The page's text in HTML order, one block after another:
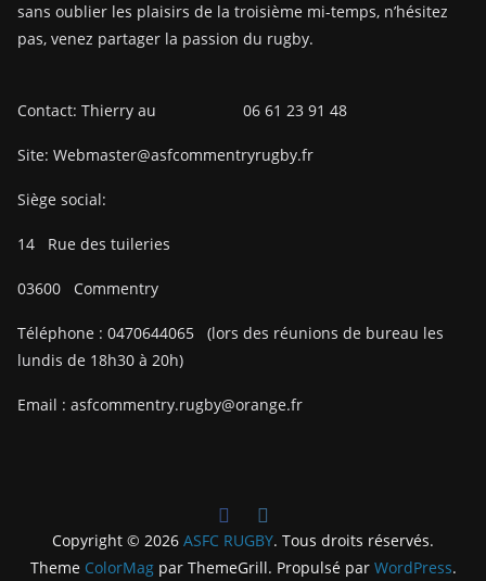
sans oublier les plaisirs de la troisième mi-temps, n’hésitez
pas, venez partager la passion du rugby.
Contact: Thierry au 06 61 23 91 48
Site: Webmaster@asfcommentryrugby.fr
Siège social:
14 Rue des tuileries
03600 Commentry
Téléphone : 0470644065
(lors des réunions de bureau les
lundis de 18h30 à 20h)
Email : asfcommentry.rugby@orange.fr
Copyright © 2026 ASFC RUGBY. Tous droits réservés.
Theme ColorMagpar ThemeGrill. Propulsé par WordPress.